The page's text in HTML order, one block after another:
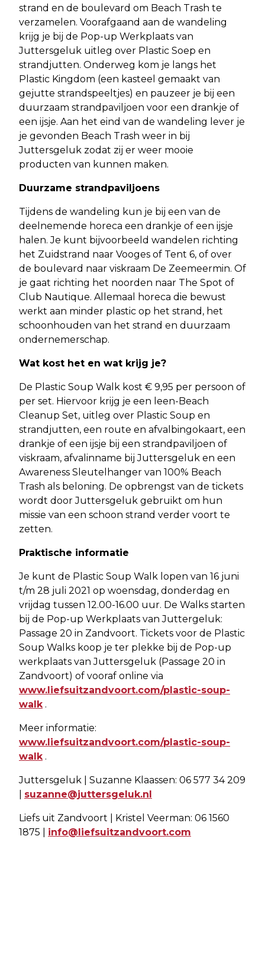
strand en de boulevard om Beach Trash te
verzamelen. Voorafgaand aan de wandeling
krijg je bij de Pop-up Werkplaats van
Juttersgeluk uitleg over Plastic Soep en
strandjutten. Onderweg kom je langs het
Plastic Kingdom (een kasteel gemaakt van
gejutte strandspeeltjes) en pauzeer je bij een
duurzaam strandpaviljoen voor een drankje of
een ijsje. Aan het eind van de wandeling lever je
je gevonden Beach Trash weer in bij
Juttersgeluk zodat zij er weer mooie
producten van kunnen maken.
Duurzame strandpaviljoens
Tijdens de wandeling kun je bij een van de
deelnemende horeca een drankje of een ijsje
halen. Je kunt bijvoorbeeld wandelen richting
het Zuidstrand naar Vooges of Tent 6, of over
de boulevard naar viskraam De Zeemeermin. Of
je gaat richting het noorden naar The Spot of
Club Nautique. Allemaal horeca die bewust
werkt aan minder plastic op het strand, het
schoonhouden van het strand en duurzaam
ondernemerschap.
Wat kost het en wat krijg je?
De Plastic Soup Walk kost € 9,95 per persoon of
per set. Hiervoor krijg je een leen-Beach
Cleanup Set, uitleg over Plastic Soup en
strandjutten, een route en afvalbingokaart, een
drankje of een ijsje bij een strandpaviljoen of
viskraam, afvalinname bij Juttersgeluk en een
Awareness Sleutelhanger van 100% Beach
Trash als beloning. De opbrengst van de tickets
wordt door Juttersgeluk gebruikt om hun
missie van een schoon strand verder voort te
zetten.
Praktische informatie
Je kunt de Plastic Soup Walk lopen van 16 juni
t/m 28 juli 2021 op woensdag, donderdag en
vrijdag tussen 12.00-16.00 uur. De Walks starten
bij de Pop-up Werkplaats van Juttergeluk:
Passage 20 in Zandvoort. Tickets voor de Plastic
Soup Walks koop je ter plekke bij de Pop-up
werkplaats van Juttersgeluk (Passage 20 in
Zandvoort) of vooraf online via
www.liefsuitzandvoort.com/plastic-soup-
walk.
Meer informatie:
www.liefsuitzandvoort.com/plastic-soup-
walk.
Juttersgeluk | Suzanne Klaassen: 06 577 34 209
suzanne@juttersgeluk.nl
Liefs uit Zandvoort | Kristel Veerman: 06 1560
1875 | info@liefsuitzandvoort.com